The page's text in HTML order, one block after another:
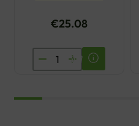
€25.08
SKINTEGRA
LUMION